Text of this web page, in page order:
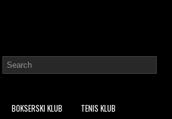
BOKSERSKI KLUB TENIS KLUB